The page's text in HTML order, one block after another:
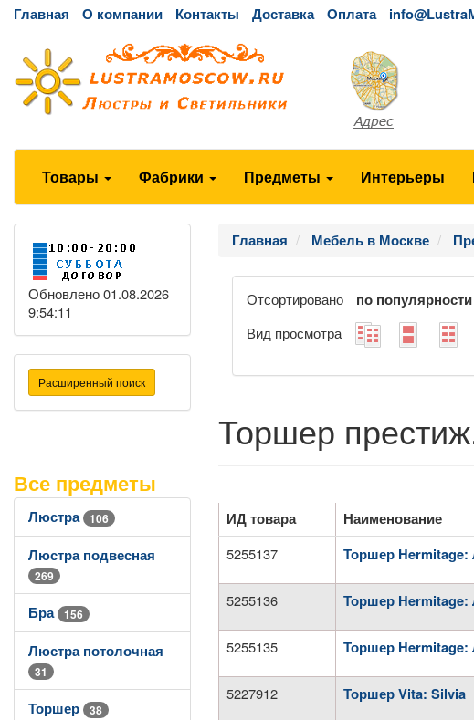
Главная О компании Контакты Доставка Оплата
Товары Фабрики Предметы Интерьеры
Обновлено 01.08.2026
9:54:11
Расширенный поиск
Все предметы
Люстра 106
Люстра подвесная
269
Бра 156
Люстра потолочная
31
Торшер 38
Главная Мебель в Москве
Отсортировано по популярности
Вид просмотра
Торшер
ИД товара Наименование
5255137
Торшер
5255136 Торшер
5255135 Торшер Hermitage:
5227912 Торшер Vita: Silvia